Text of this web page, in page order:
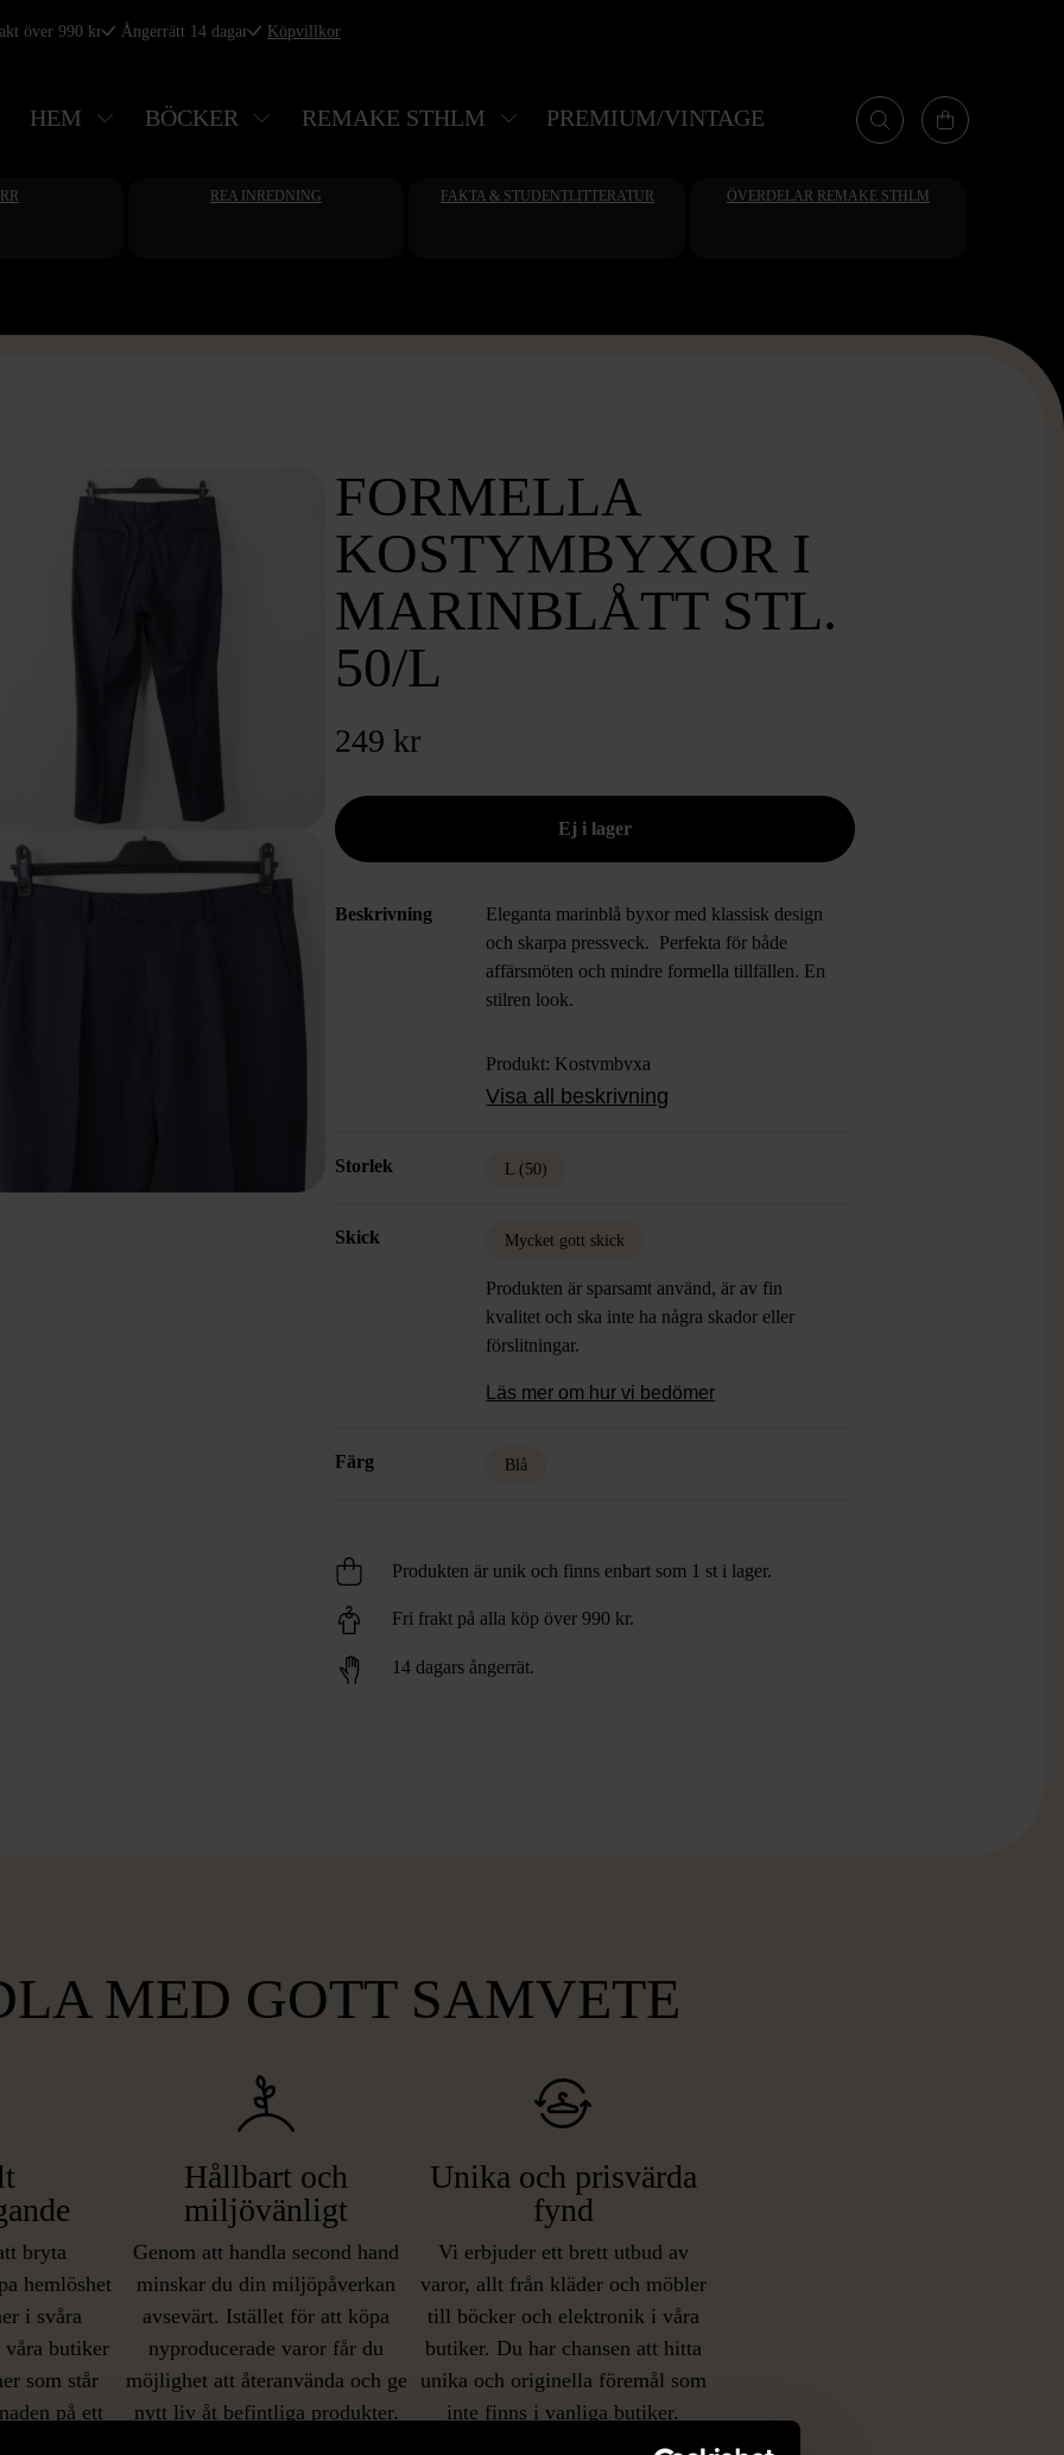
över 990 kr Ångerrätt 14 dagar Köpvillkor
HEM BÖCKER REMAKE STHLM PREMIUM/VINTAGE
REA INREDNING FAKTA & STUDENTLITTERATUR ÖVERDELAR REMAKE STHLM
FORMELLA
KOSTYMBYXOR I
MARINBLÅTT STL.
50/L
249 kr
Beskrivning
Eleganta marinblå byxor med klassisk design
och skarpa pressveck. Perfekta för både
affärsmöten och mindre formella tillfällen. En
stilren look.
Produkt: Kostymbyxa
Varumärke: Okänt
Färg: Mörkblå
Skick: Gott skick
Visa all beskrivning
Storlek L (50)
Skick Mycket gott skick
Produkten är sparsamt använd, är av fin
kvalitet och ska inte ha några skador eller
förslitningar.
Läs mer om hur vi bedömer
Färg Blå
Produkten är unik och finns enbart som 1 st i lager.
Fri frakt på alla köp över 990 kr.
14 dagars ångerrät.
MED GOTT SAMVETE
bryta
hemlöshet
i svåra
butiker
som står
på ett
Hållbart och
miljövänligt
Genom att handla second hand
minskar du din miljöpåverkan
avsevärt. Istället för att köpa
nyproducerade varor får du
möjlighet att återanvända och ge
nytt liv åt befintliga produkter.
Unika och prisvärda
fynd
Vi erbjuder ett brett utbud av
varor, allt från kläder och möbler
till böcker och elektronik i våra
butiker. Du har chansen att hitta
unika och originella föremål som
inte finns i vanliga butiker.